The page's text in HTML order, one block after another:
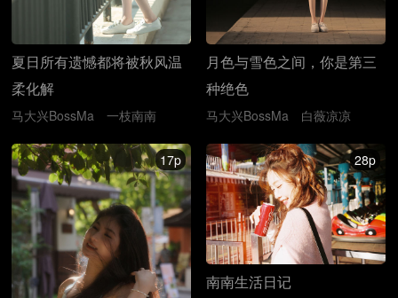
夏日所有遗憾都将被秋风温
柔化解
马大兴BossMa 一枝南南
月色与雪色之间，你是第三
种绝色
马大兴BossMa 白薇凉凉
28p
南南生活日记
17p